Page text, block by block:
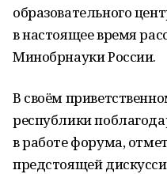
образовательного
в настоящее время
Минобрнауки России.
В своём
республики
в работе форума,
предстоящей